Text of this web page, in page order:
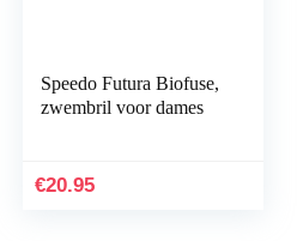
Speedo Futura Biofuse,
zwembril voor dames
€20.95